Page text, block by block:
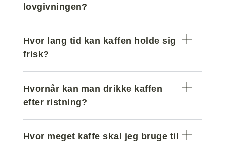
lovgivningen?
Hvor lang tid kan kaffen holde sig
frisk?
Hvornår kan man drikke kaffen
efter ristning?
Hvor meget kaffe skal jeg bruge til